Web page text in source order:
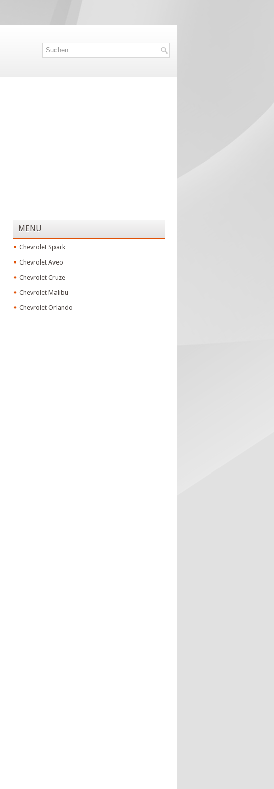
MENU
Chevrolet Spark
Chevrolet Aveo
Chevrolet Cruze
Chevrolet Malibu
Chevrolet Orlando